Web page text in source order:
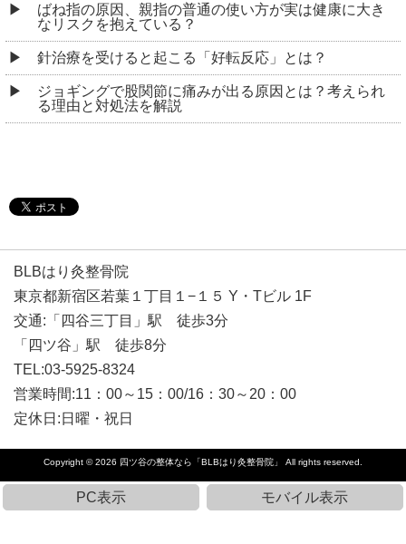
ばね指の原因、親指の普通の使い方が実は健康に大き
なリスクを抱えている？
針治療を受けると起こる「好転反応」とは？
ジョギングで股関節に痛みが出る原因とは？考えられ
る理由と対処法を解説
BLBはり灸整骨院
東京都新宿区若葉１丁目１−１５ Y・Tビル 1F
交通:「四谷三丁目」駅 徒歩3分
「四ツ谷」駅 徒歩8分
TEL:03-5925-8324
営業時間:11：00～15：00/16：30～20：00
定休日:日曜・祝日
Copyright © 2026 四ツ谷の整体なら「BLBはり灸整骨院」 All rights reserved.
PC表示 モバイル表示